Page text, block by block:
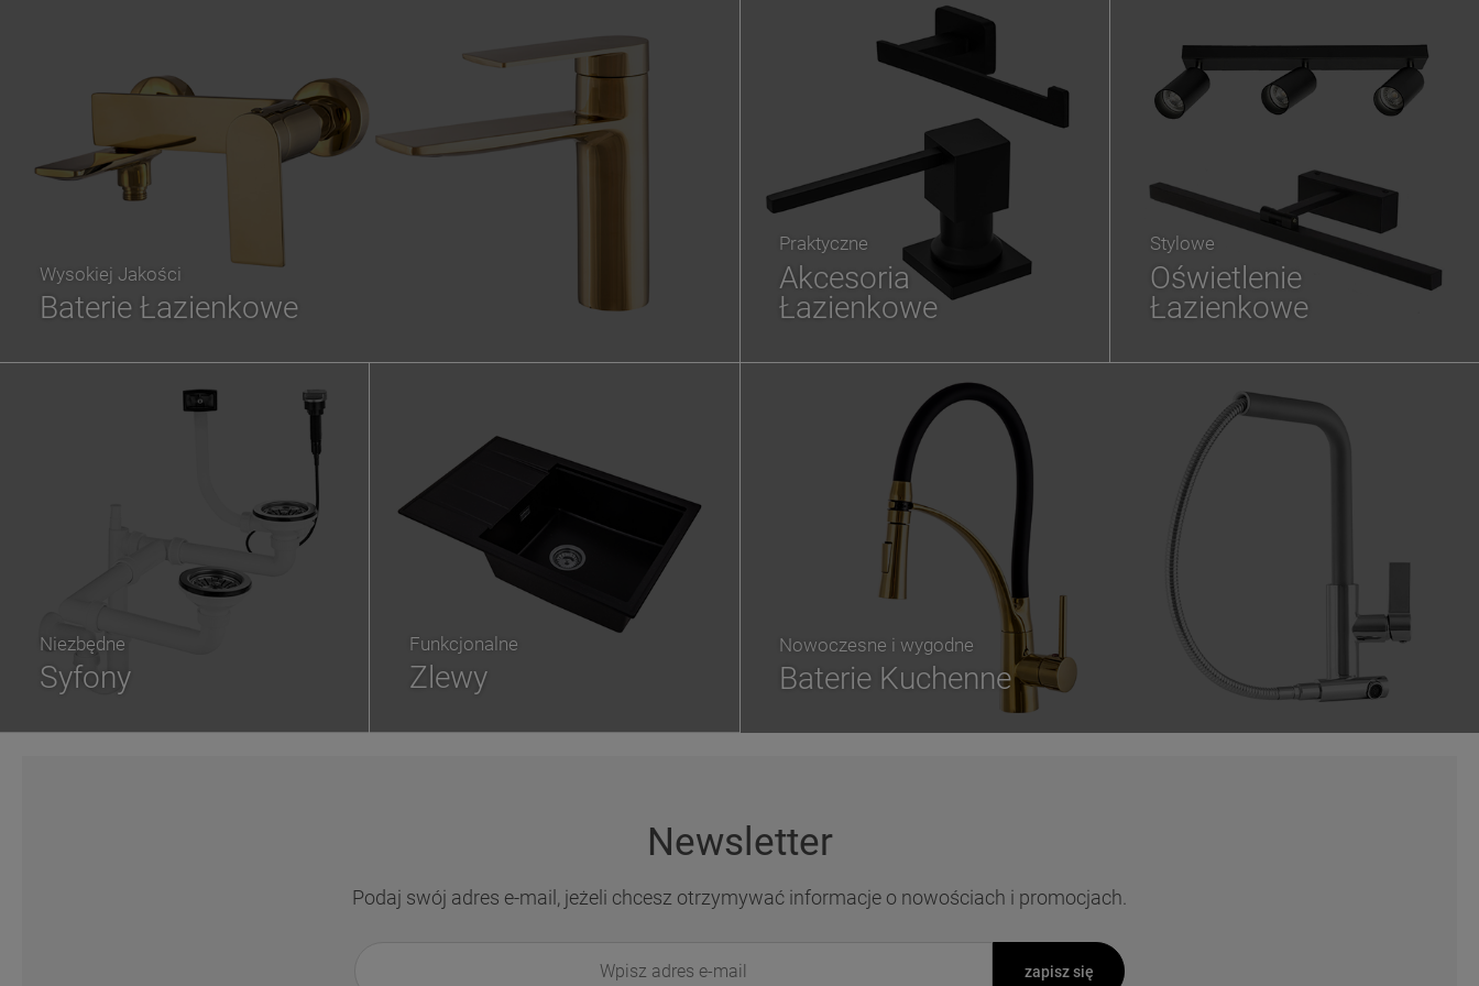
Wysokiej Jakości
Baterie Łazienkowe
Praktyczne
Akcesoria
Łazienkowe
Stylowe
Oświetlenie
Łazienkowe
Nowoczesne i wygodne
Baterie Kuchenne
Niezbędne
Syfony
Funkcjonalne
Zlewy
Newsletter
Podaj swój adres e-mail, jeżeli chcesz otrzymywać informacje o nowościach i promocjach.
zapisz się